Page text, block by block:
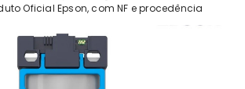
Oficial Epson, com NF e procedência